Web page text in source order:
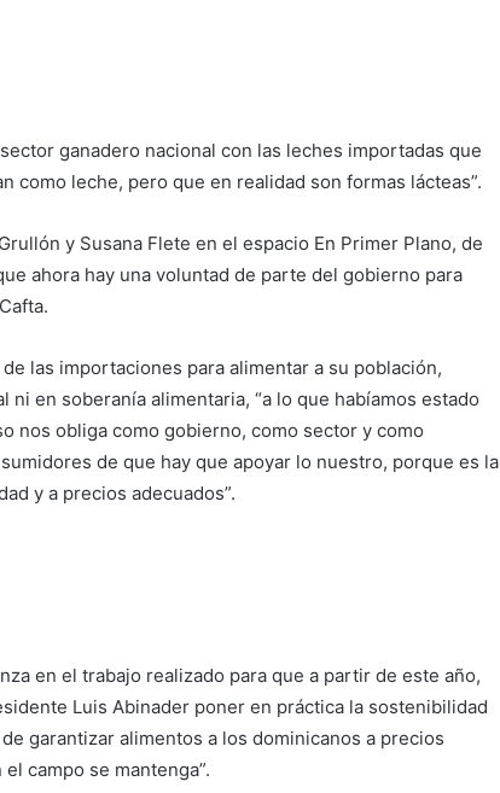
ganadero nacional con las leches importadas que
como leche, pero que en realidad son formas lácteas”.
y Susana Flete en el espacio En Primer Plano, de
ahora hay una voluntad de parte del gobierno para
las importaciones para alimentar a su población,
en soberanía alimentaria, “a lo que habíamos estado
nos obliga como gobierno, como sector y como
de que hay que apoyar lo nuestro, porque es la
y a precios adecuados”.
en el trabajo realizado para que a partir de este año,
Luis Abinader poner en práctica la sostenibilidad
garantizar alimentos a los dominicanos a precios
campo se mantenga”.